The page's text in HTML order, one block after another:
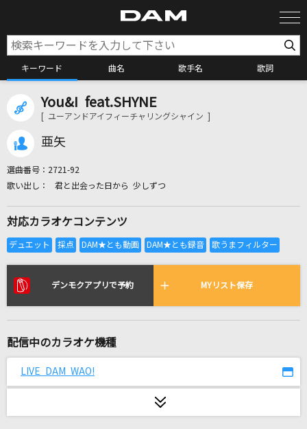
キーワード 曲名 歌手名 歌詞
カラオケ検索
全国りれき
リアルタイムで歌われている曲の一覧
[生音]アイノカタチ feat.HIDE(GReeeeN)
ホール・ニュー・ワールド(新しい世界)
You&I feat.SHYNE
[ ユーアンドアイフィーチャリングシャイン ]
亜矢
選曲番号： 2721-92
君と出会った日から 少しずつ
対応カラオケコンテンツ
デンモクアプリで予約 MYリスト保存
配信中のカラオケ機種
LIVE DAM WAO!